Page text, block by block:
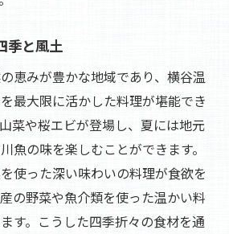
季と風土
恵みが豊かな地域であり、横谷温
最大限に活かした料理が堪能でき
菜や桜エビが登場し、夏には地元
魚の味を楽しむことができます。
使った深い味わいの料理が食欲を
の野菜や魚介類を使った温かい料
す。こうした四季折々の食材を通